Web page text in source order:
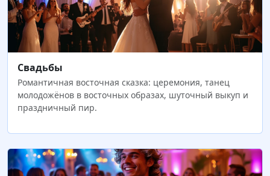
Свадьбы
Романтичная восточная сказка: церемония, танец
молодожёнов в восточных образах, шуточный выкуп и
праздничный пир.